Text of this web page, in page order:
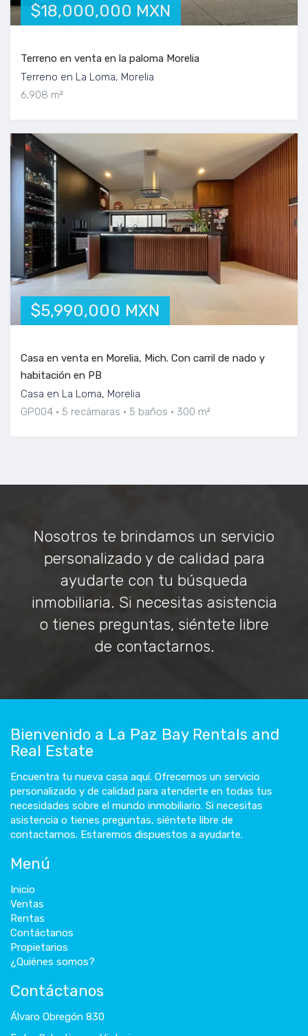
$18,000,000 MXN
Terreno en venta en la paloma Morelia
Terreno en La Loma, Morelia
6,908 m²
$5,990,000 MXN
Casa en venta en Morelia, Mich. Con carril de nado y
habitación en PB
Casa en La Loma, Morelia
GP004
5 recámaras 5 baños 300 m²
Nosotros te brindamos un servicio
personalizado y de calidad para
ayudarte con tu búsqueda
inmobiliaria. Si necesitas asistencia
o tienes preguntas, siéntete libre
de contactarnos.
Bienvenido a La Paz Bay Rentals and
Real Estate
Encuentra tu nueva casa aquí. Ofrecemos un servicio
personalizado y de calidad para atenderte en todas tus
necesidades sobre el mundo inmobiliario. Si necesitas
asistencia o tienes preguntas, siéntete libre de
contactarnos. Estaremos dispuestos a ayudarte.
Menú
Inicio
Ventas
Rentas
Contáctanos
Propietarios
¿Quiénes somos?
Contáctanos
Álvaro Obregón 830